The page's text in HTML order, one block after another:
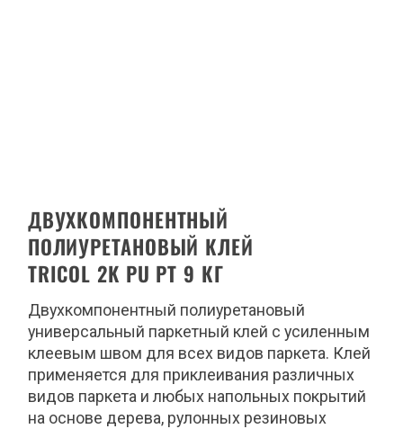
ДВУХКОМПОНЕНТНЫЙ
ПОЛИУРЕТАНОВЫЙ КЛЕЙ
TRICOL 2K PU PT 9 КГ
Двухкомпонентный полиуретановый
универсальный паркетный клей с усиленным
клеевым швом для всех видов паркета. Клей
применяется для приклеивания различных
видов паркета и любых напольных покрытий
на основе дерева, рулонных резиновых